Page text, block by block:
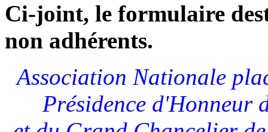
Ci-joint, le formulaire
non adhérents.
Association Nationale
Présidence d'Honneur